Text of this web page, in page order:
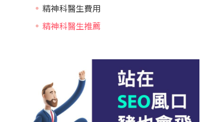
精神科醫生費用
精神科醫生推薦